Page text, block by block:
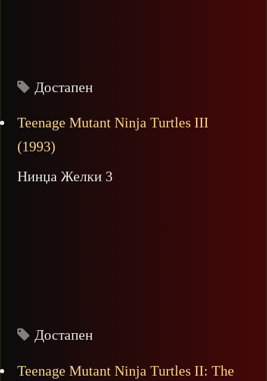
Достапен
Teenage Mutant Ninja Turtles III
(1993)
Нинџа Желки 3
Достапен
Teenage Mutant Ninja Turtles II: The